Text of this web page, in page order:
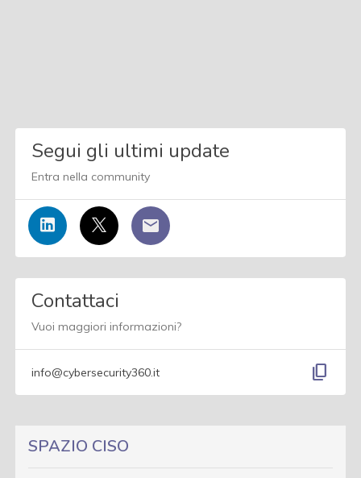
Segui gli ultimi update
Entra nella community
Contattaci
Vuoi maggiori informazioni?
info@cybersecurity360.it content_copy
SPAZIO CISO